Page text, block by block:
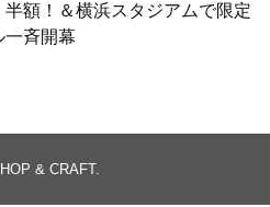
半額！＆横浜スタジアムで限定
一斉開幕
HOP & CRAFT.